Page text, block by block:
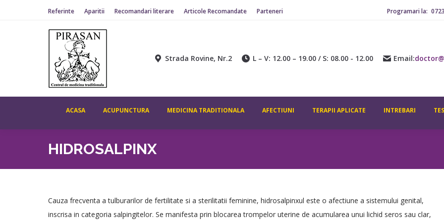
Referinte Aparitii Recomandari literare Articole Recomandate Parteneri Programari la:
Strada Rovine, Nr.2 L – V: 12.00 – 19.00 / S: 08.00 - 12.00 Email:
ACASA ACUPUNCTURA MEDICINA TRADITIONALA AFECTIUNI TERAPII APLICATE INTREBARI
HIDROSALPINX
Cauza frecventa a tulburarilor de fertilitate si a sterilitatii feminine, hidrosalpinxul este o afectiune a sistemului genital,
inscrisa in categoria salpingitelor. Se manifesta prin blocarea trompelor uterine de acumularea unui lichid seros sau clar,
ACASA ACUPUNCTURA MEDICINA TRADITIONALA AFECTIUNI INTREBARI